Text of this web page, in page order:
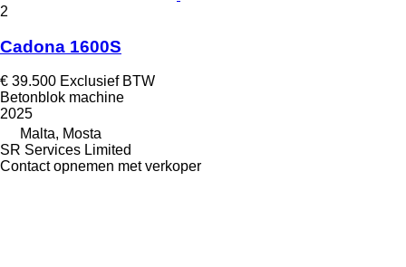
2
Cadona 1600S
€ 39.500 Exclusief BTW
Betonblok machine
2025
Malta, Mosta
SR Services Limited
Contact opnemen met verkoper